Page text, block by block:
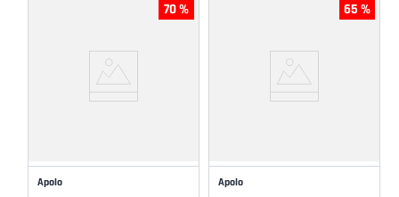
70 %
Apolo
65 %
Apolo